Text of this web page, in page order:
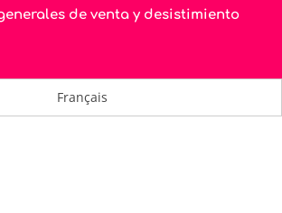
de venta y desistimiento
Français